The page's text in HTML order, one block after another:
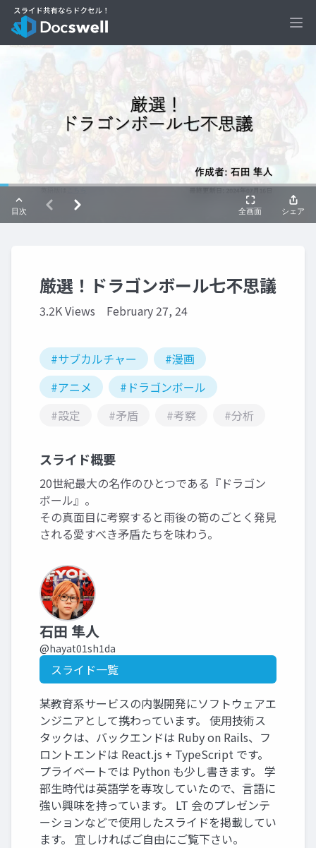
厳選！ドラゴンボール七不思議
3.2K Views February 27, 24
#サブカルチャー
#漫画
#アニメ
#ドラゴンボール
#設定
#矛盾 #考察 #分析
スライド概要
20世紀最大の名作のひとつである『ドラゴン
ボール』。
その真面目に考察すると雨後の筍のごとく発見
される愛すべき矛盾たちを味わう。
石田 隼人
@hayat01sh1da
スライド一覧
某教育系サービスの内製開発にソフトウェアエ
ンジニアとして携わっています。 使用技術ス
タックは、バックエンドは Ruby on Rails、フ
ロントエンドは React.js + TypeScript です。
プライベートでは Python も少し書きます。 学
部生時代は英語学を専攻していたので、言語に
強い興味を持っています。 LT 会のプレゼンテ
ーションなどで使用したスライドを掲載してい
ます。 宜しければご自由にご覧下さい。